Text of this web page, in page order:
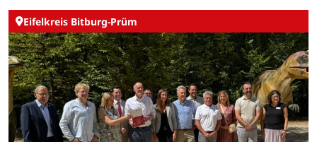
Eifelkreis Bitburg-Prüm